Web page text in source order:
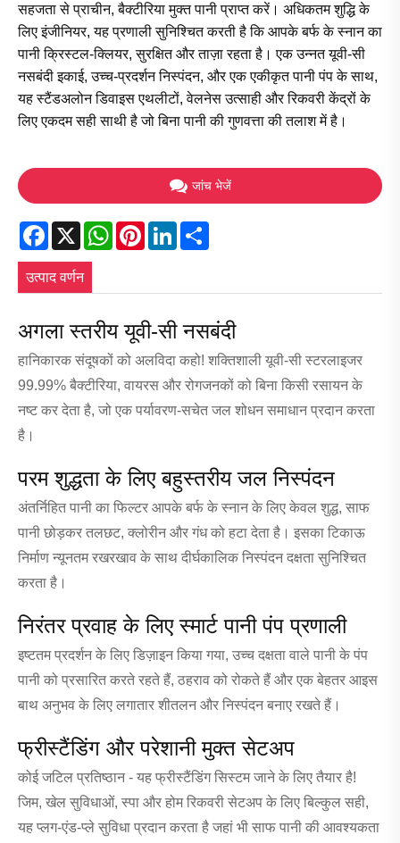
सहजता से प्राचीन, बैक्टीरिया मुक्त पानी प्राप्त करें। अधिकतम शुद्धि के
लिए इंजीनियर, यह प्रणाली सुनिश्चित करती है कि आपके बर्फ के स्नान का
पानी क्रिस्टल-क्लियर, सुरक्षित और ताज़ा रहता है। एक उन्नत यूवी-सी
नसबंदी इकाई, उच्च-प्रदर्शन निस्पंदन, और एक एकीकृत पानी पंप के साथ,
यह स्टैंडअलोन डिवाइस एथलीटों, वेलनेस उत्साही और रिकवरी केंद्रों के
लिए एकदम सही साथी है जो बिना पानी की गुणवत्ता की तलाश में है।
जांच भेजें
Facebook
X WhatsApp
PinterestLinkedIn
उत्पाद वर्णन
अगला स्तरीय यूवी-सी नसबंदी
हानिकारक संदूषकों को अलविदा कहो! शक्तिशाली यूवी-सी स्टरलाइजर
99.99% बैक्टीरिया, वायरस और रोगजनकों को बिना किसी रसायन के
नष्ट कर देता है, जो एक पर्यावरण-सचेत जल शोधन समाधान प्रदान करता
है।
परम शुद्धता के लिए बहुस्तरीय जल निस्पंदन
अंतर्निहित पानी का फिल्टर आपके बर्फ के स्नान के लिए केवल शुद्ध, साफ
पानी छोड़कर तलछट, क्लोरीन और गंध को हटा देता है। इसका टिकाऊ
निर्माण न्यूनतम रखरखाव के साथ दीर्घकालिक निस्पंदन दक्षता सुनिश्चित
करता है।
निरंतर प्रवाह के लिए स्मार्ट पानी पंप प्रणाली
इष्टतम प्रदर्शन के लिए डिज़ाइन किया गया, उच्च दक्षता वाले पानी के पंप
पानी को प्रसारित करते रहते हैं, ठहराव को रोकते हैं और एक बेहतर आइस
बाथ अनुभव के लिए लगातार शीतलन और निस्पंदन बनाए रखते हैं।
फ्रीस्टैंडिंग और परेशानी मुक्त सेटअप
कोई जटिल प्रतिष्ठान - यह फ्रीस्टैंडिंग सिस्टम जाने के लिए तैयार है!
जिम, खेल सुविधाओं, स्पा और होम रिकवरी सेटअप के लिए बिल्कुल सही,
यह प्लग-एंड-प्ले सुविधा प्रदान करता है जहां भी साफ पानी की आवश्यकता